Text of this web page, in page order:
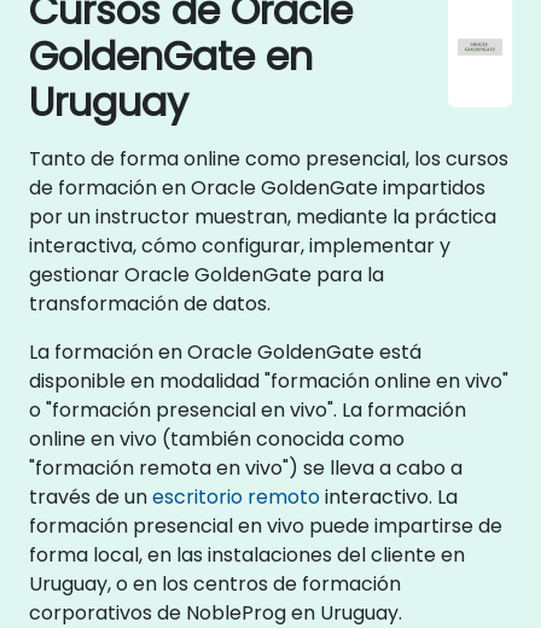
GoldenGate en
Uruguay
Tanto de forma online como presencial, los cursos
de formación en Oracle GoldenGate impartidos
por un instructor muestran, mediante la práctica
interactiva, cómo configurar, implementar y
gestionar Oracle GoldenGate para la
transformación de datos.
La formación en Oracle GoldenGate está
disponible en modalidad "formación online en vivo"
o "formación presencial en vivo". La formación
online en vivo (también conocida como
"formación remota en vivo") se lleva a cabo a
través de unescritorio remotointeractivo. La
formación presencial en vivo puede impartirse de
forma local, en las instalaciones del cliente en
Uruguay, o en los centros de formación
corporativos de NobleProg en Uruguay.